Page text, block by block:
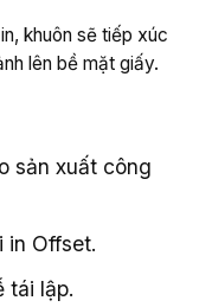
khuôn sẽ tiếp xúc
lên bề mặt giấy.
sản xuất công
in Offset.
tái lập.